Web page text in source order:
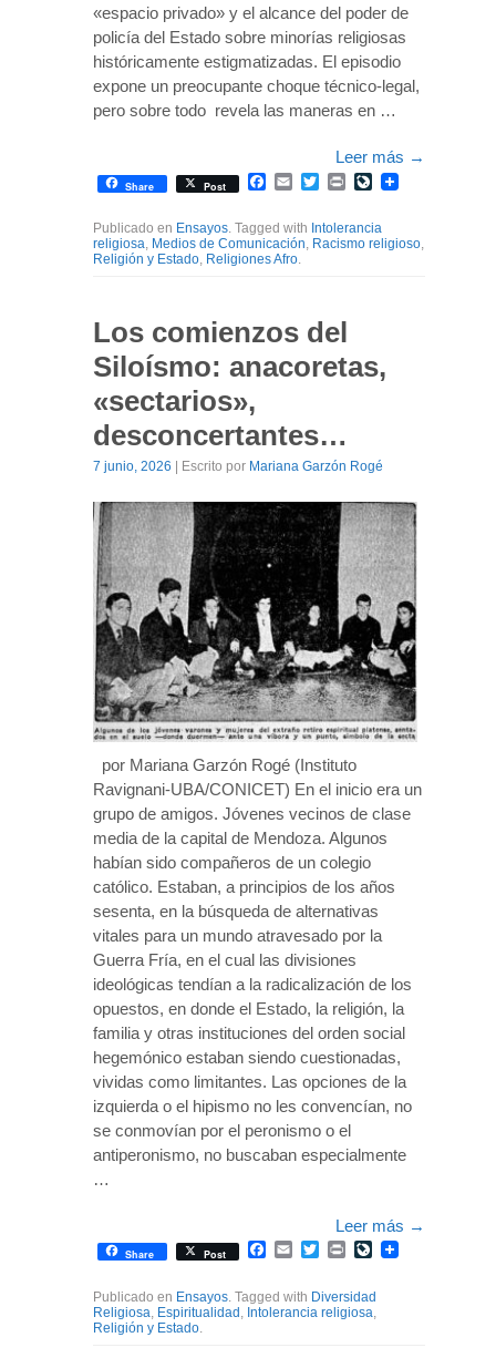
«espacio privado» y el alcance del poder de
policía del Estado sobre minorías religiosas
históricamente estigmatizadas. El episodio
expone un preocupante choque técnico-legal,
pero sobre todo revela las maneras en …
Leer más →
Share Post Facebook
EmailTwitterPrintLiveJournal
Publicado en Ensayos. Tagged with Intolerancia
religiosa, Medios de Comunicación, Racismo religioso,
Religión y Estado, Religiones Afro.
Los comienzos del
Siloísmo: anacoretas,
«sectarios»,
desconcertantes…
7 junio, 2026 | Escrito por Mariana Garzón Rogé
por Mariana Garzón Rogé (Instituto
Ravignani-UBA/CONICET) En el inicio era un
grupo de amigos. Jóvenes vecinos de clase
media de la capital de Mendoza. Algunos
habían sido compañeros de un colegio
católico. Estaban, a principios de los años
sesenta, en la búsqueda de alternativas
vitales para un mundo atravesado por la
Guerra Fría, en el cual las divisiones
ideológicas tendían a la radicalización de los
opuestos, en donde el Estado, la religión, la
familia y otras instituciones del orden social
hegemónico estaban siendo cuestionadas,
vividas como limitantes. Las opciones de la
izquierda o el hipismo no les convencían, no
se conmovían por el peronismo o el
antiperonismo, no buscaban especialmente
…
Leer más →
Share Post Facebook
EmailTwitterPrintLiveJournal
Publicado en Ensayos. Tagged with Diversidad
Religiosa, Espiritualidad , Intolerancia religiosa,
Religión y Estado.